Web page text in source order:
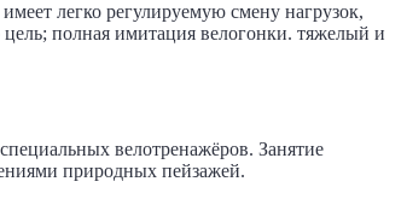
легко регулируемую смену нагрузок,
полная имитация велогонки. тяжелый и
велотренажёров. Занятие
природных пейзажей.